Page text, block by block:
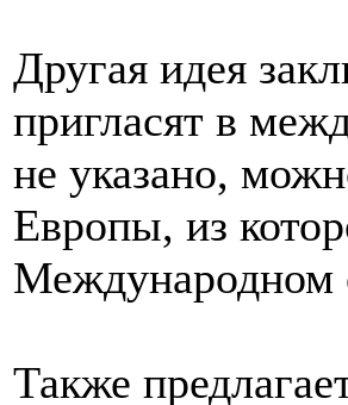
Другая идея
пригласят в
не указано,
Европы, из
Международном
Также